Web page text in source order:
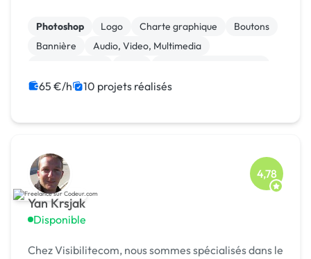
Photoshop Logo Charte graphique
Boutons
Bannière
Audio, Video, Multimedia
Landing page
65 €/h 10 projets réalisés
Yan Krsjak
Disponible
4,78
Chez Visibilitecom, nous sommes spécialisés dans le